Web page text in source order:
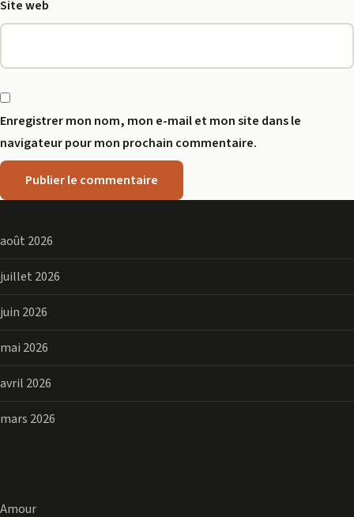
Site web
Enregistrer mon nom, mon e-mail et mon site dans le
navigateur pour mon prochain commentaire.
août 2026
juillet 2026
juin 2026
mai 2026
avril 2026
mars 2026
Amour